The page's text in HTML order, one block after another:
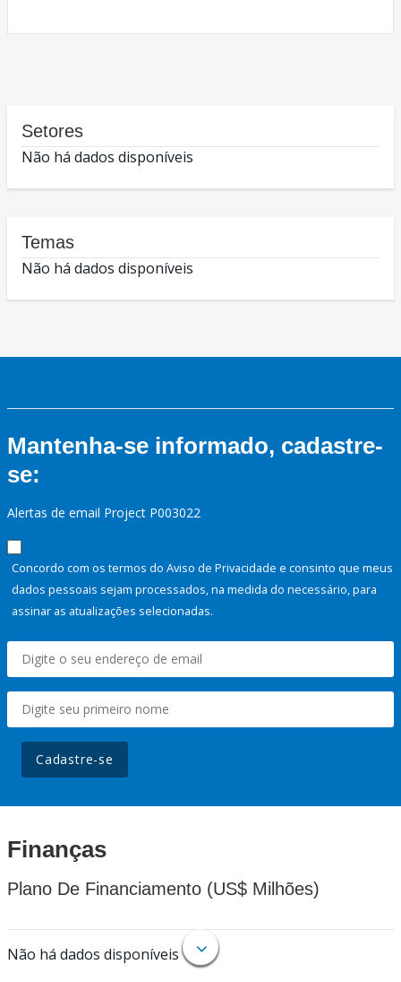
Setores
Não há dados disponíveis
Temas
Não há dados disponíveis
Mantenha-se informado, cadastre-
se:
Alertas de email Project P003022
Concordo com os termos do Aviso de Privacidade e consinto que meus
dados pessoais sejam processados, na medida do necessário, para
assinar as atualizações selecionadas.
Cadastre-se
Finanças
Plano De Financiamento (US$ Milhões)
Não há dados disponíveis